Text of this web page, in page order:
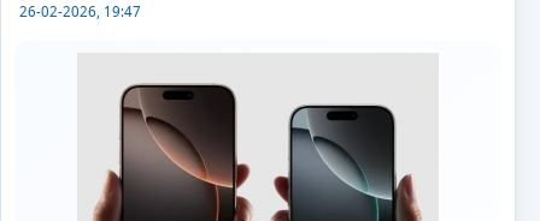
26-02-2026, 19:47